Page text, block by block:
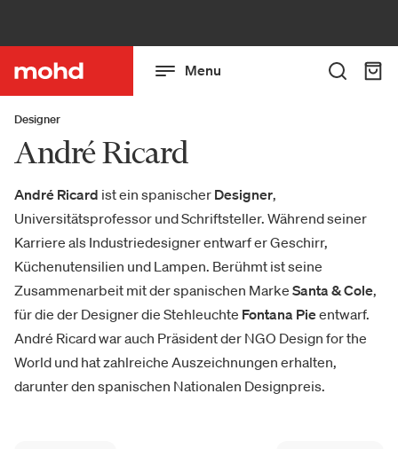
Menu
Designer
André Ricard
André Ricard ist ein spanischer Designer,
Universitätsprofessor und Schriftsteller. Während seiner
Karriere als Industriedesigner entwarf er Geschirr,
Küchenutensilien und Lampen. Berühmt ist seine
Zusammenarbeit mit der spanischen Marke Santa & Cole,
für die der Designer die Stehleuchte Fontana Pieentwarf.
André Ricard war auch Präsident der NGO Design for the
World und hat zahlreiche Auszeichnungen erhalten,
darunter den spanischen Nationalen Designpreis.